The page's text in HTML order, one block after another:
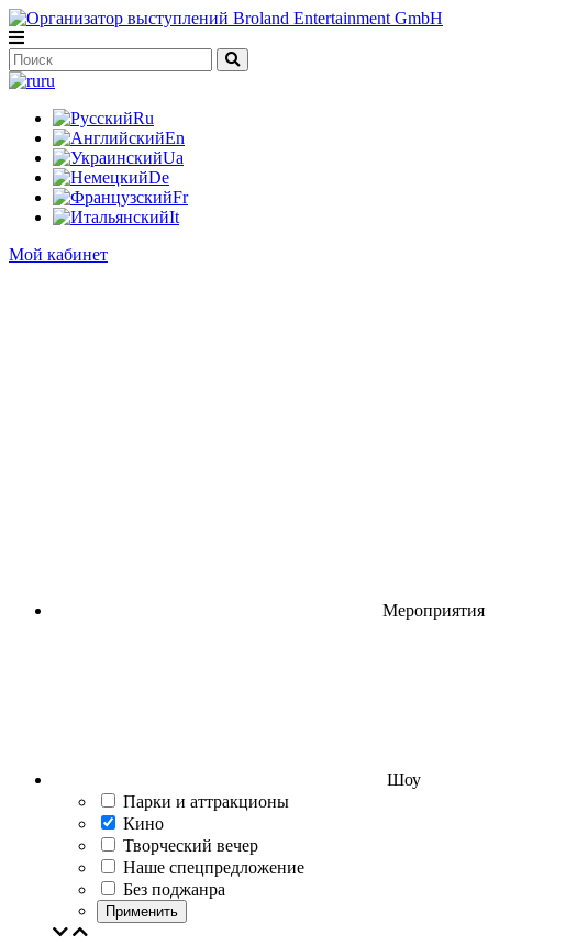
ru
Ru
En
Ua
De
Fr
It
Мой кабинет
Мероприятия
Шоу
Парки и аттракционы
Кино
Творческий вечер
Наше спецпредложение
Без поджанра
Применить